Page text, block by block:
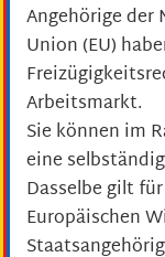
Angehörige der
Union (EU)
Arbeitsmarkt.
Sie können im
eine
Dasselbe gilt
Europäischen